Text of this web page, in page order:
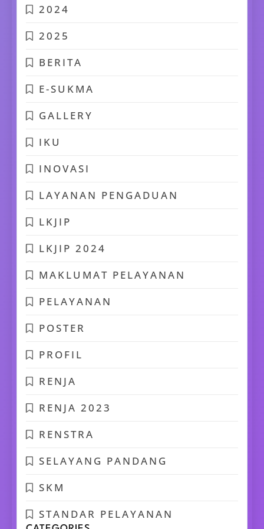
2024
2025
BERITA
E-SUKMA
GALLERY
IKU
INOVASI
LAYANAN PENGADUAN
LKJIP
LKJIP 2024
MAKLUMAT PELAYANAN
PELAYANAN
POSTER
PROFIL
RENJA
RENJA 2023
RENSTRA
SELAYANG PANDANG
SKM
STANDAR PELAYANAN